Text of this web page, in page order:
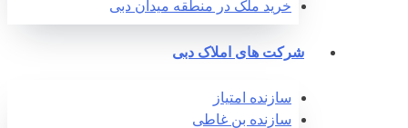
خرید ملک در منطقه میدان دبی
شرکت های املاک دبی
سازنده امتیاز
سازنده بن غاطی